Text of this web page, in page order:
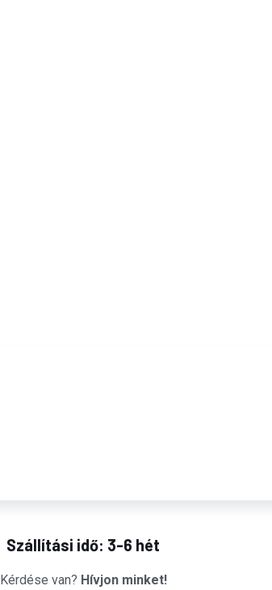
Szállítási idő: 3-6 hét
Kérdése van? Hívjon minket!